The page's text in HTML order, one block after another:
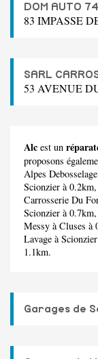
DOM AUTO 74
83 IMPASSE
SARL
53 AVENUE
Alc est un
proposons
Alpes Debosselage
Scionzier à 0.2km,
Carrosserie Du
Scionzier à 0.7km,
Messy à Cluses à
Lavage à
1.1km.
Garages de